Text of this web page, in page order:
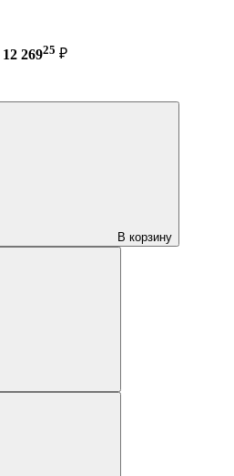
12 26925 ₽
В корзину